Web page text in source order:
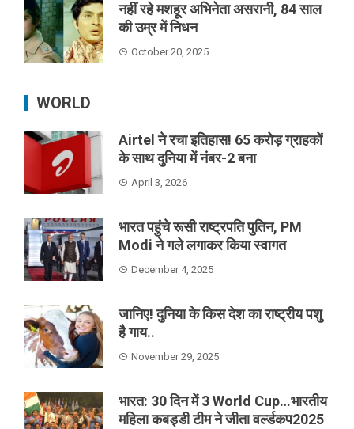
नहीं रहे मशहूर अभिनेता असरानी, 84 साल
की उम्र में निधन
October 20, 2025
WORLD
Airtel ने रचा इतिहास! 65 करोड़ ग्राहकों
के साथ दुनिया में नंबर-2 बना
April 3, 2026
भारत पहुंचे रूसी राष्ट्रपति पुतिन, PM
Modi ने गले लगाकर किया स्वागत
December 4, 2025
जानिए! दुनिया के किस देश का राष्ट्रीय पशु
है गाय..
November 29, 2025
भारत: 30 दिन में 3 World Cup…भारतीय
महिला कबड्डी टीम ने जीता वर्ल्डकप2025